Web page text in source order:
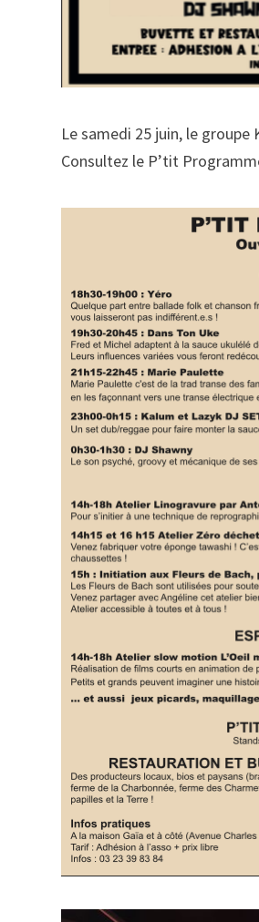
Le samedi 25 juin, le
Consultez le P’tit